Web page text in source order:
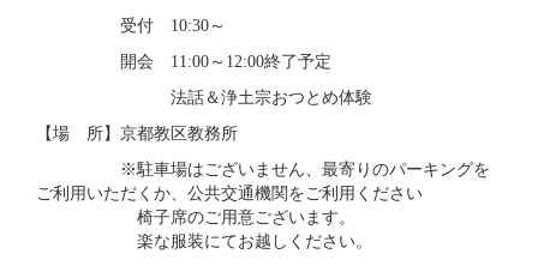
受付 10:30～
開会 11:00～12:00終了予定
法話＆浄土宗おつとめ体験
【場 所】京都教区教務所
※駐車場はございません、最寄りのパーキングを
ご利用いただくか、公共交通機関をご利用ください
椅子席のご用意ございます。
楽な服装にてお越しください。